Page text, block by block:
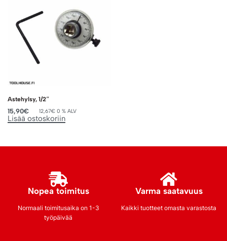
Astehylsy, 1/2″
15,90€ 12,67€ 0 % ALV
Lisää ostoskoriin
Nopea toimitus
Normaali toimitusaika on 1-3
työpäivää
Varma saatavuus
Kaikki tuotteet omasta varastosta